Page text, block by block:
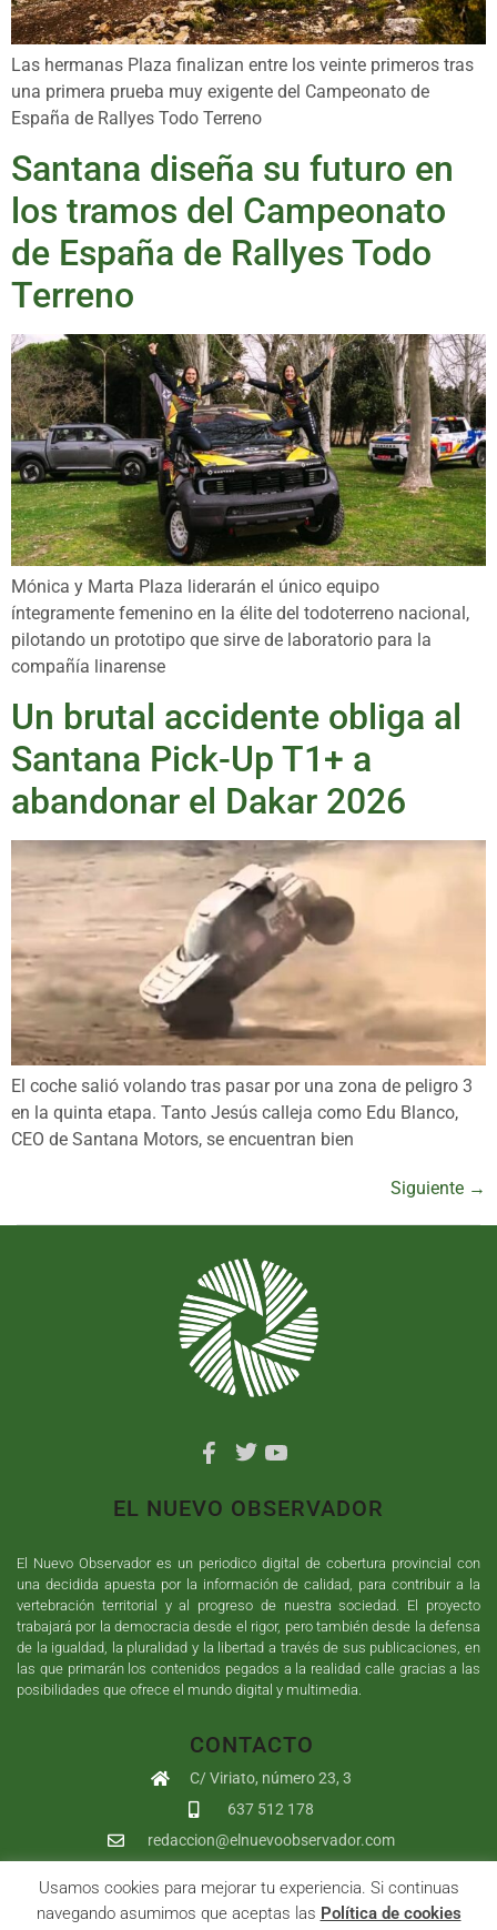
Las hermanas Plaza finalizan entre los veinte primeros tras
una primera prueba muy exigente del Campeonato de
España de Rallyes Todo Terreno
Santana diseña su futuro en
los tramos del Campeonato
de España de Rallyes Todo
Terreno
Mónica y Marta Plaza liderarán el único equipo
íntegramente femenino en la élite del todoterreno nacional,
pilotando un prototipo que sirve de laboratorio para la
compañía linarense
Un brutal accidente obliga al
Santana Pick-Up T1+ a
abandonar el Dakar 2026
El coche salió volando tras pasar por una zona de peligro 3
en la quinta etapa. Tanto Jesús calleja como Edu Blanco,
CEO de Santana Motors, se encuentran bien
Siguiente →
EL NUEVO OBSERVADOR
El Nuevo Observador es un periodico digital de cobertura provincial con
una decidida apuesta por la información de calidad, para contribuir a la
vertebración territorial y al progreso de nuestra sociedad. El proyecto
trabajará por la democracia desde el rigor, pero también desde la defensa
de la igualdad, la pluralidad y la libertad a través de sus publicaciones, en
las que primarán los contenidos pegados a la realidad calle gracias a las
posibilidades que ofrece el mundo digital y multimedia.
CONTACTO
C/ Viriato, número 23, 3
637 512 178
redaccion@elnuevoobservador.com
Copyright ©2026 El Nuevo Observador | Sumurdigital Diseño web
Usamos cookies para mejorar tu experiencia. Si continuas
navegando asumimos que aceptas las Política de cookies